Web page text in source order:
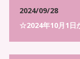
2024/09/28
☆2024年10月1日
状態
実績豊富
したい